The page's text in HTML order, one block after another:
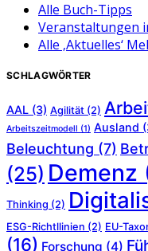
Alle Buch-Tipps
Veranstaltungen
Alle ‚Aktuelles‘
SCHLAGWÖRTER
AAL (3) Agilität (2)
Arbeitszeitmodell (1) Ausland
Beleuchtung (7)
(25) Demenz
Thinking (2)
ESG-Richtllinien (2) EU-
(16) Forschung (4)